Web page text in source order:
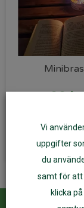
99kr
Läs mer
Vi
uppgifter
du
samt för att
klicka